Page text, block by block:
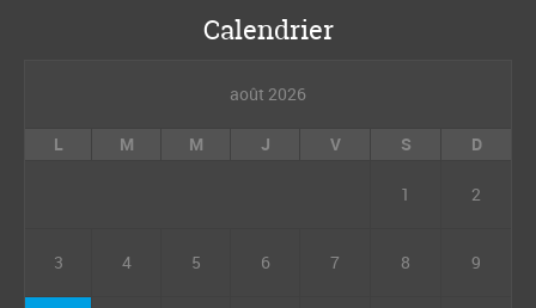
Calendrier
août 2026
L M M J V S D
1 2
3 4 5 6 7 8 9